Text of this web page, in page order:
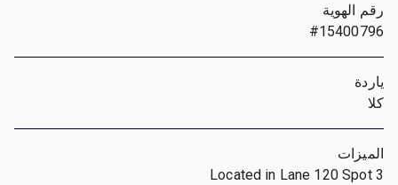
رقم الهوية
#15400796
ياردة
كلا
الميزات
Located in Lane 120 Spot 3